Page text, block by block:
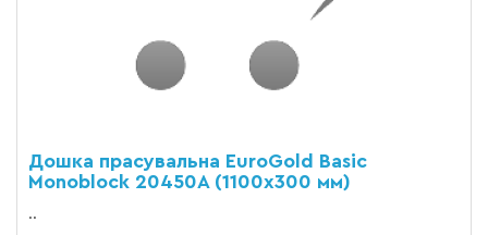
Дошка прасувальна EuroGold Basic
Monoblock 20450A (1100х300 мм)
..